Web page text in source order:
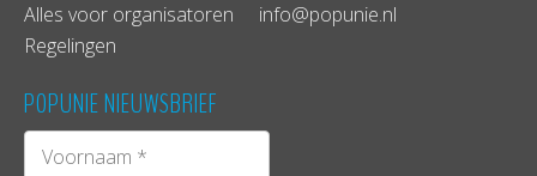
Alles voor organisatoren
Regelingen
info@popunie.nl
POPUNIE NIEUWSBRIEF